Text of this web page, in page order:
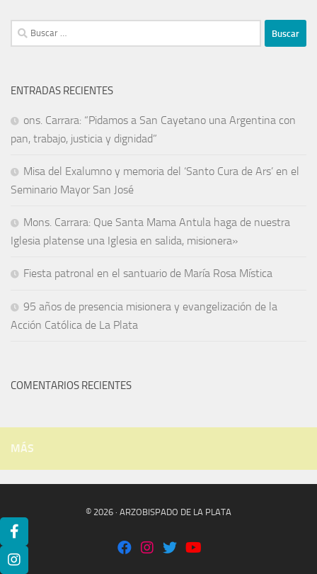
ENTRADAS RECIENTES
ons. Carrara: “Pidamos a San Cayetano una Argentina con
pan, trabajo, justicia y dignidad”
Misa del Exalumno y memoria del ‘Santo Cura de Ars’ en el
Seminario Mayor San José
Mons. Carrara: Que Santa Mama Antula haga de nuestra
Iglesia platense una Iglesia en salida, misionera»
Fiesta patronal en el santuario de María Rosa Mística
95 años de presencia misionera y evangelización de la
Acción Católica de La Plata
COMENTARIOS RECIENTES
MÁS
© 2026 · ARZOBISPADO DE LA PLATA